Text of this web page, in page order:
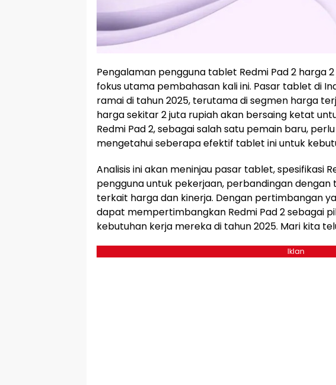
Pengalaman pengguna tablet Redmi Pad 2 harga
fokus utama pembahasan kali ini. Pasar tablet di
ramai di tahun 2025, terutama di segmen harga
harga sekitar 2 juta rupiah akan bersaing ketat
Redmi Pad 2, sebagai salah satu pemain baru,
mengetahui seberapa efektif tablet ini untuk
Analisis ini akan meninjau pasar tablet, spesifikasi
pengguna untuk pekerjaan, perbandingan
terkait harga dan kinerja. Dengan pertimbangan
dapat mempertimbangkan Redmi Pad 2 sebagai
kebutuhan kerja mereka di tahun 2025. Mari kita
Iklan